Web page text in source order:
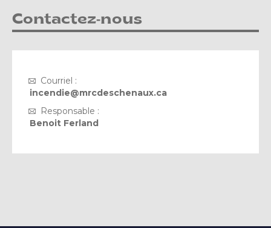
Contactez-nous
Courriel :
incendie@mrcdeschenaux.ca
Responsable :
Benoit Ferland